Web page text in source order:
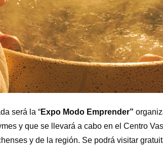
será la “Expo Modo Emprender”
y que se llevará a cabo en el Centro
y de la región. Se podrá visitar